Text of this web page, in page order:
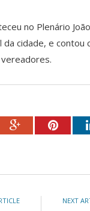
no Plenário
da cidade, e contou
Google+
NEXT